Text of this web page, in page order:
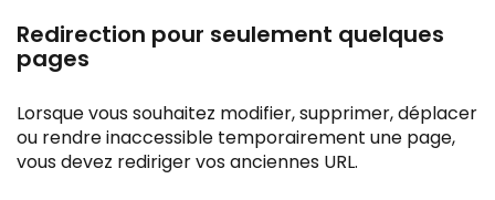
Redirection pour seulement quelques
pages
Lorsque vous souhaitez modifier, supprimer, déplacer
ou rendre inaccessible temporairement une page,
vous devez rediriger vos anciennes URL.